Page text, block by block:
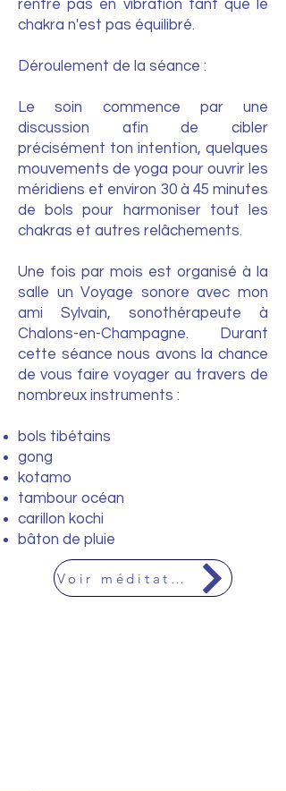
rentre pas en vibration tant que le
chakra n'est pas équilibré.
Déroulement de la séance :
Le soin commence par une
discussion afin de cibler
précisément ton intention, quelques
mouvements de yoga pour ouvrir les
méridiens et environ 30 à 45 minutes
de bols pour harmoniser tout les
chakras et autres relâchements.
Une fois par mois est organisé à la
salle un Voyage sonore avec mon
ami Sylvain, sonothérapeute à
Chalons-en-Champagne. Durant
cette séance nous avons la chance
de vous faire voyager au travers de
nombreux instruments :
bols tibétains
gong
kotamo
tambour océan
carillon kochi
bâton de pluie
Voir méditation